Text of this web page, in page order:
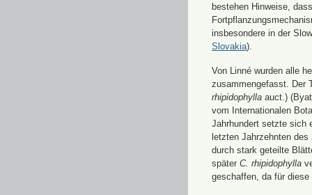
bestehen Hinweise,
insbesondere in der
Slovakia).
Von Linné wurden alle
zusammengefasst. Der
rhipidophylla auct.)
vom Internationalen
Jahrhundert setzte sich
letzten Jahrzehnten
durch stark geteilte
später C. rhipidophylla
geschaffen, da für